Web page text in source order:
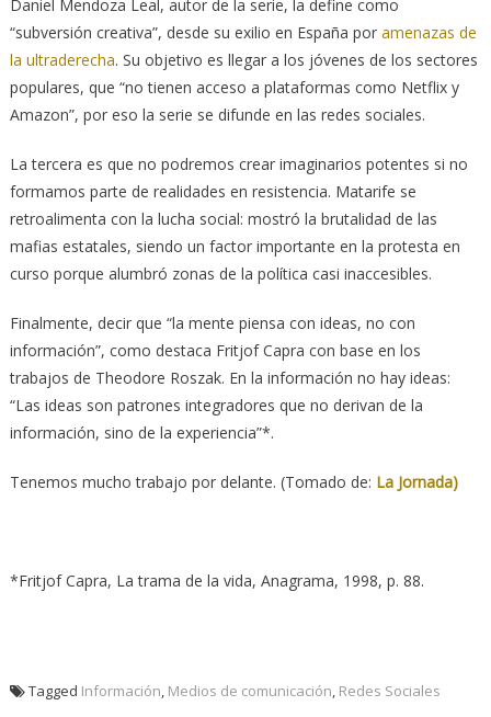
Daniel Mendoza Leal, autor de la serie, la define como
“subversión creativa”, desde su exilio en España por amenazas de
la ultraderecha. Su objetivo es llegar a los jóvenes de los sectores
populares, que “no tienen acceso a plataformas como Netflix y
Amazon”, por eso la serie se difunde en las redes sociales.
La tercera es que no podremos crear imaginarios potentes si no
formamos parte de realidades en resistencia. Matarife se
retroalimenta con la lucha social: mostró la brutalidad de las
mafias estatales, siendo un factor importante en la protesta en
curso porque alumbró zonas de la política casi inaccesibles.
Finalmente, decir que “la mente piensa con ideas, no con
información”, como destaca Fritjof Capra con base en los
trabajos de Theodore Roszak. En la información no hay ideas:
“Las ideas son patrones integradores que no derivan de la
información, sino de la experiencia”*.
Tenemos mucho trabajo por delante. (Tomado de: La Jornada)
*Fritjof Capra, La trama de la vida, Anagrama, 1998, p. 88.
Tagged Información Medios de comunicación Redes Sociales